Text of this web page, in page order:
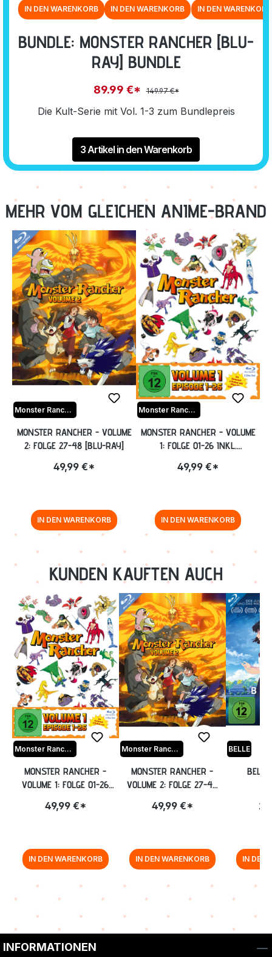
BUNDLE: MONSTER RANCHER [BLU-
RAY] BUNDLE
89.99 €* 149.97 €*
Die Kult-Serie mit Vol. 1-3 zum Bundlepreis
3 Artikel in den Warenkorb
IN DEN WARENKORB IN DEN WARENKORB IN DEN WARENKORB
MEHR VOM GLEICHEN ANIME-BRAND
Monster Rancher
MONSTER RANCHER - VOLUME
2: FOLGE 27-48 [BLU-RAY]
49,99 €*
IN DEN WARENKORB
Monster Rancher
MONSTER RANCHER - VOLUME
1: FOLGE 01-26 INKL.
49,99 €*
IN DEN WARENKORB
Zurück zur Vor-/Zurück-Navigation
KUNDEN KAUFTEN AUCH
Monster Rancher
MONSTER RANCHER -
VOLUME 1: FOLGE 01-26
[BLU-RAY]
49,99 €*
IN DEN WARENKORB
Monster Rancher
MONSTER RANCHER -
VOLUME 2: FOLGE 27-48
49,99 €*
IN DEN WARENKORB
BELLE
IN DEN
Zurück zur Vor-/Zurück-Navigation
INFORMATIONEN